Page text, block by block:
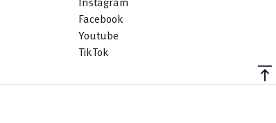
Instagram
Facebook
Youtube
TikTok
vertical_align_top